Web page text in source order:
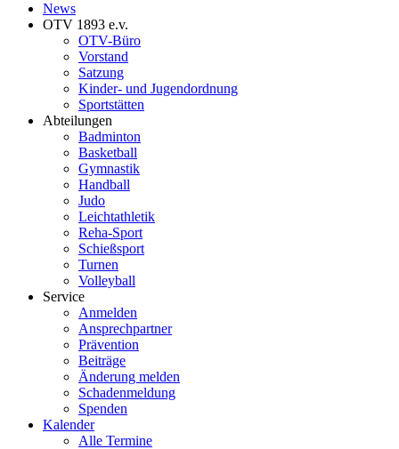
News
OTV 1893 e.v.
OTV-Büro
Vorstand
Satzung
Kinder- und Jugendordnung
Sportstätten
Abteilungen
Badminton
Basketball
Gymnastik
Handball
Judo
Leichtathletik
Reha-Sport
Schießsport
Turnen
Volleyball
Service
Anmelden
Ansprechpartner
Prävention
Beiträge
Änderung melden
Schadenmeldung
Spenden
Kalender
Alle Termine